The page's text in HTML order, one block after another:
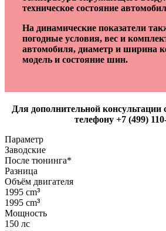
техническое состояние
На динамические показатели
погодные условия, вес и
автомобиля, диаметр и ширина
модель и состояние шин.
Для дополнительной консультации
телефону +7 (499)
Параметр
Заводские
После тюнинга*
Разница
Объём двигателя
1995 cm³
1995 cm³
Мощность
150 лс